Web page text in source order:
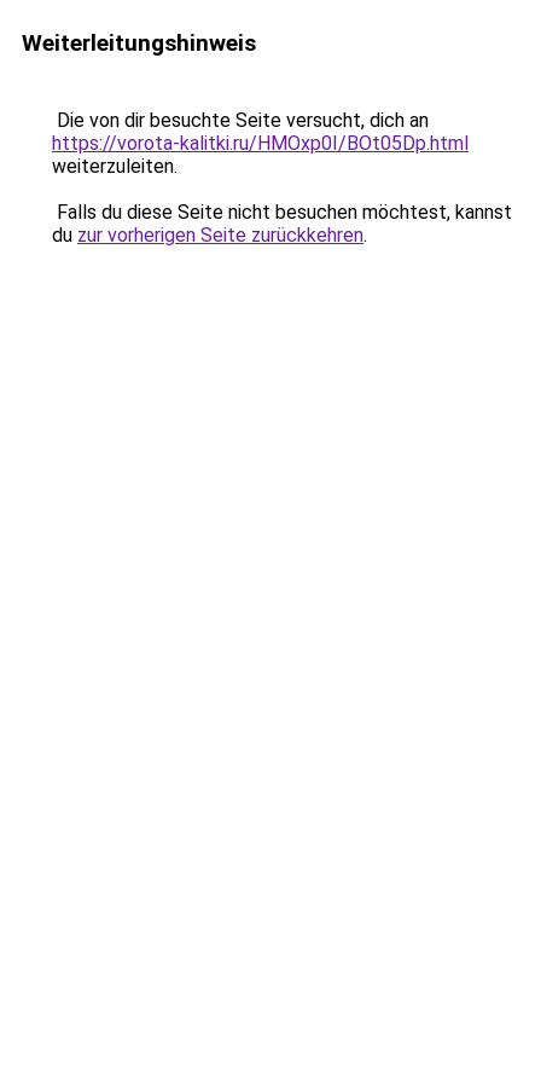
Weiterleitungshinweis
Die von dir besuchte Seite versucht, dich an
https://vorota-kalitki.ru/HMOxp0I/BOt05Dp.html
weiterzuleiten.
Falls du diese Seite nicht besuchen möchtest, kannst
du zur vorherigen Seite zurückkehren.